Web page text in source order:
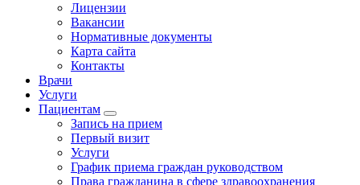
Лицензии
Вакансии
Нормативные документы
Карта сайта
Контакты
Врачи
Услуги
Пациентам
Запись на прием
Первый визит
Услуги
График приема граждан руководством
Права гражданина в сфере здравоохранения